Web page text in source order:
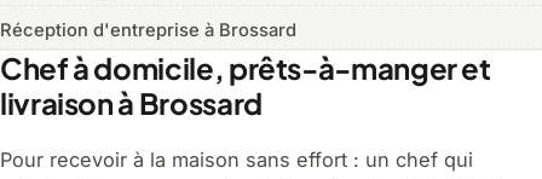
Réception d'entreprise à Brossard
Chef à domicile, prêts-à-manger et
livraison à Brossard
Pour recevoir à la maison sans effort : un chef qui